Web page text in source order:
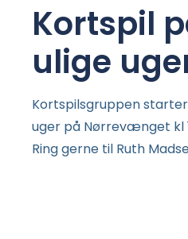
Kortspil
ulige
Kortspilsgruppen starter
uger på Nørrevænget kl
Ring gerne til Ruth